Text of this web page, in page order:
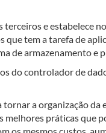
e estabelece
que tem a tarefa de
de armazenamento e
do controlador de
a organização da
práticas que